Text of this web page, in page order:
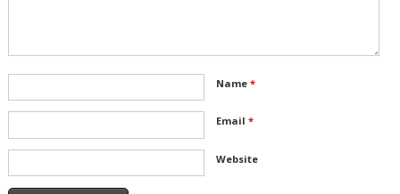
Name *
Email *
Website